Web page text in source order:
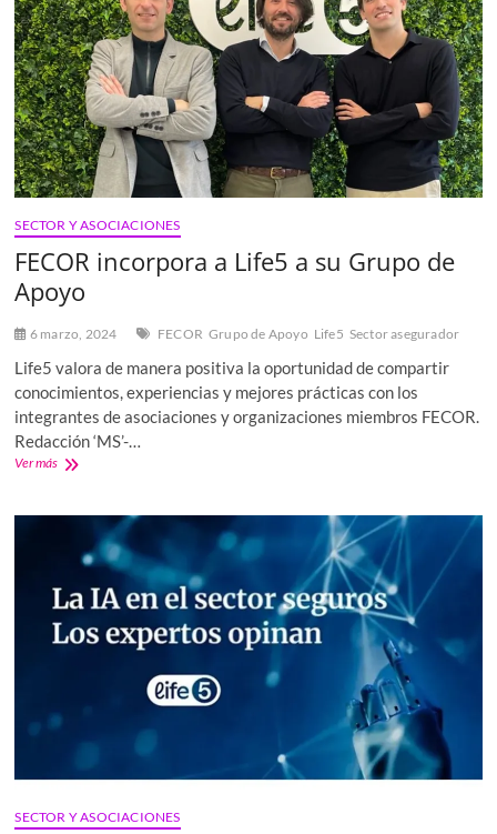
de
Mediadores
de
Seguros
de
Málaga
SECTOR Y ASOCIACIONES
FECOR incorpora a Life5 a su Grupo de
Apoyo
6 marzo, 2024 FECOR Grupo de Apoyo Life5 Sector asegurador
Life5 valora de manera positiva la oportunidad de compartir
conocimientos, experiencias y mejores prácticas con los
integrantes de asociaciones y organizaciones miembros FECOR.
Redacción ‘MS’-…
Ver másFECOR
de
Apoyo
SECTOR Y ASOCIACIONES